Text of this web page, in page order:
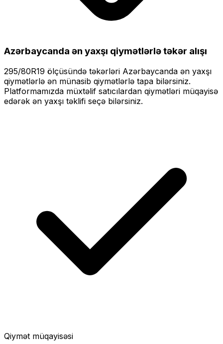
Azərbaycanda ən yaxşı qiymətlərlətəkər alışı
295/80R19 ölçüsündə təkərləri Azərbaycanda ən yaxşı
qiymətlərlə ən münasib qiymətlərlə tapa bilərsiniz.
Platformamızda müxtəlif satıcılardan qiymətləri müqayisə
edərək ən yaxşı təklifi seçə bilərsiniz.
Qiymət müqayisəsi